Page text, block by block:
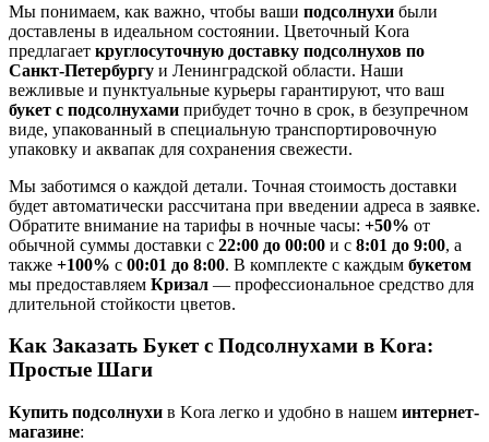
Мы понимаем, как важно, чтобы ваши подсолнухи были
доставлены в идеальном состоянии. Цветочный Kora
предлагает круглосуточную доставку подсолнухов по
Санкт-Петербургу и Ленинградской области. Наши
вежливые и пунктуальные курьеры гарантируют, что ваш
букет с подсолнухами прибудет точно в срок, в безупречном
виде, упакованный в специальную транспортировочную
упаковку и аквапак для сохранения свежести.
Мы заботимся о каждой детали. Точная стоимость доставки
будет автоматически рассчитана при введении адреса в заявке.
Обратите внимание на тарифы в ночные часы: +50% от
обычной суммы доставки с 22:00 до 00:00 и с 8:01 до 9:00, а
также +100% с 00:01 до 8:00. В комплекте с каждым букетом
мы предоставляем Кризал — профессиональное средство для
длительной стойкости цветов.
Как Заказать Букет с Подсолнухами в Kora:
Простые Шаги
Купить подсолнухи в Kora легко и удобно в нашем интернет-
магазине: